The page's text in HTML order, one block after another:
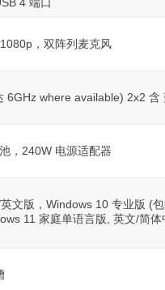
4 端口
，双阵列麦克风
6GHz where available) 2x2 含
，240W 电源适配器
文版，Windows 10 专业版 (
11 家庭单语言版, 英文/简